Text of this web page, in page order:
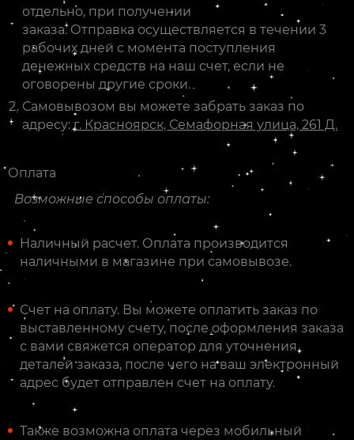
отдельно, при получении
заказа. Отправка осуществляется в течении 3
рабочих дней с момента поступления
денежных средств на наш счет, если не
оговорены другие сроки.
Самовывозом вы можете забрать заказ по
адресу:г. Красноярск, Семафорная улица, 261 Д.
Оплата
Возможные способы оплаты:
Наличный расчет. Оплата производится
наличными в магазине при самовывозе.
Счет на оплату. Вы можете оплатить заказ по
выставленному счету, после оформления заказа
с вами свяжется оператор для уточнения
деталей заказа, после чего на ваш электронный
адрес будет отправлен счет на оплату.
Также возможна оплата через мобильный